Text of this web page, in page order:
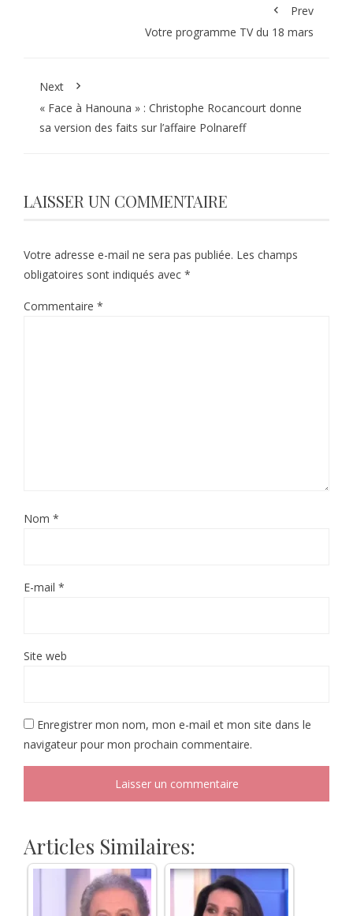
Prev
Votre programme TV du 18 mars
Next
« Face à Hanouna » : Christophe Rocancourt donne
sa version des faits sur l’affaire Polnareff
LAISSER UN COMMENTAIRE
Votre adresse e-mail ne sera pas publiée. Les champs
obligatoires sont indiqués avec *
Commentaire *
Nom *
E-mail *
Site web
Enregistrer mon nom, mon e-mail et mon site dans le
navigateur pour mon prochain commentaire.
Articles Similaires: